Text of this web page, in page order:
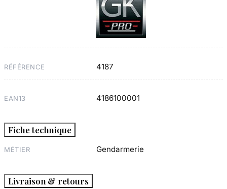
RÉFÉRENCE 4187
EAN13 4186100001
Fiche technique
MÉTIER Gendarmerie
Livraison & retours